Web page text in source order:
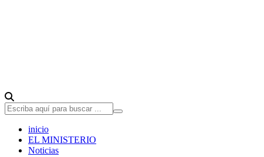
inicio
EL MINISTERIO
Noticias